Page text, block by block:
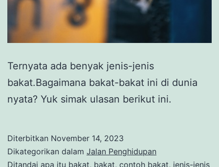
Ternyata ada benyak jenis-jenis
bakat.Bagaimana bakat-bakat ini di dunia
nyata? Yuk simak ulasan berikut ini.
Diterbitkan November 14, 2023
Dikategorikan dalam Jalan Penghidupan
Ditandai apa itu bakat, bakat, contoh bakat, jenis-jenis